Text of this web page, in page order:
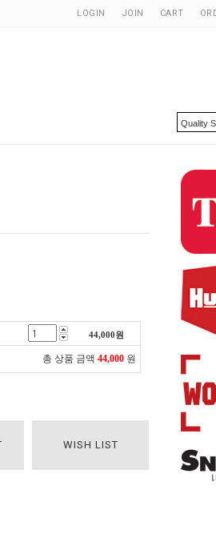
LOGIN JOIN CART
44,000원
총 상품 금액 44,000 원
WISH LIST